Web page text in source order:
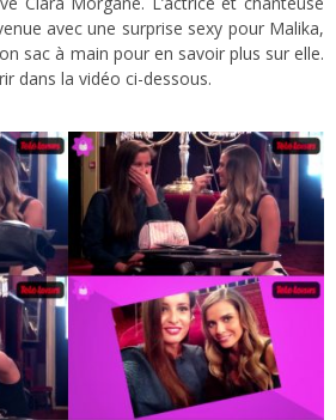
avec une surprise sexy pour Malika,
sac à main pour en savoir plus sur elle.
dans la vidéo ci-dessous.